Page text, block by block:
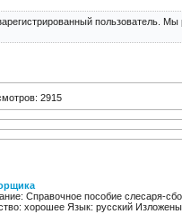
пользователь.
2915
Справочное пособие слесаря-
хорошее Язык: русский Изложены